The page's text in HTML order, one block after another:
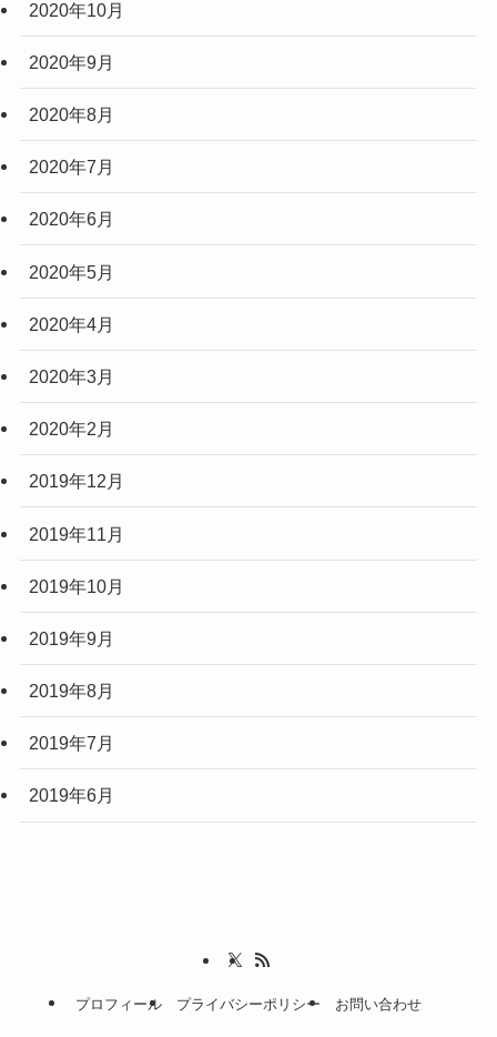
2020年10月
2020年9月
2020年8月
2020年7月
2020年6月
2020年5月
2020年4月
2020年3月
2020年2月
2019年12月
2019年11月
2019年10月
2019年9月
2019年8月
2019年7月
2019年6月
プロフィール プライバシーポリシー お問い合わせ